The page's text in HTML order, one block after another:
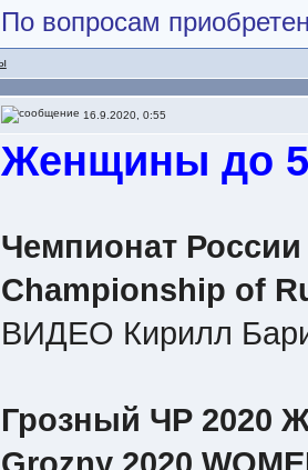
По вопросам
16.9.2020, 0:55
Женщины до
Чемпионат
Championship of
ВИДЕО Кирилл
Грозный ЧР 2020